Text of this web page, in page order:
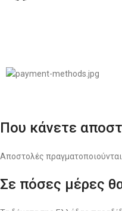
Που κάνετε
Αποστολές
Σε πόσες μέρες